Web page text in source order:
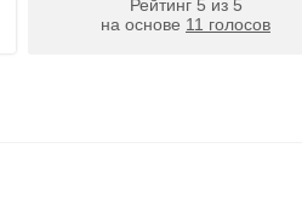
Рейтинг 5 из 5
на основе 11 голосов